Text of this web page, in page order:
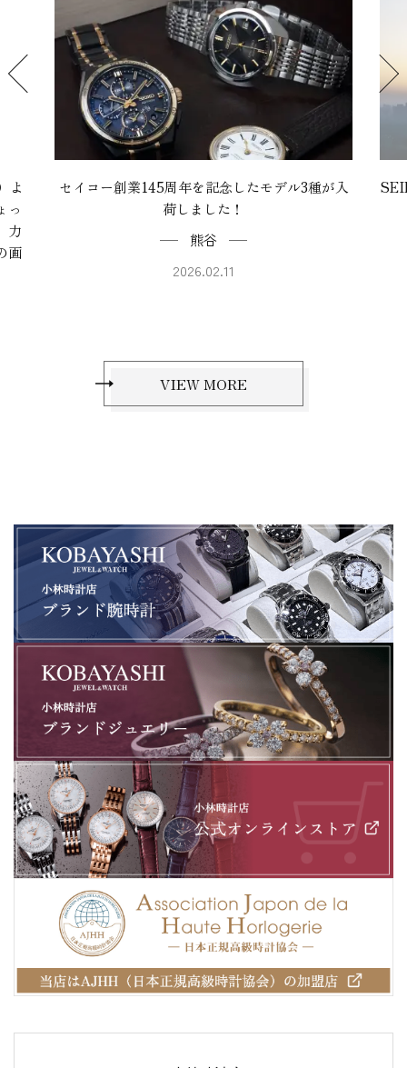
よ
っ
力
画
セイコー創業145周年を記念したモデル3種が入
荷しました！
熊谷
2026.02.11
VIEW MORE